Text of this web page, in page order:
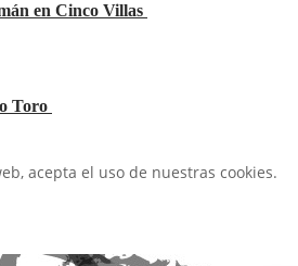
en Cinco Villas
Toro
acepta el uso de nuestras cookies.